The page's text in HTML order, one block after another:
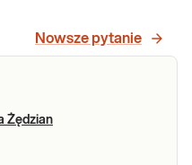
Nowsze pytanie
Żędzian